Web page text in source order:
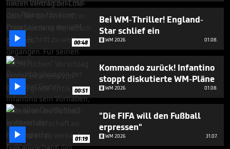
 00:48
Bei WM-Thriller! England-
Star schlief ein
WM 2026 01.08.
 00:51
Kommando zurück! Infantino
stoppt diskutierte WM-Pläne
WM 2026 01.08.
 01:19
"Die FIFA will den Fußball
erpressen"
WM 2026 31.07.